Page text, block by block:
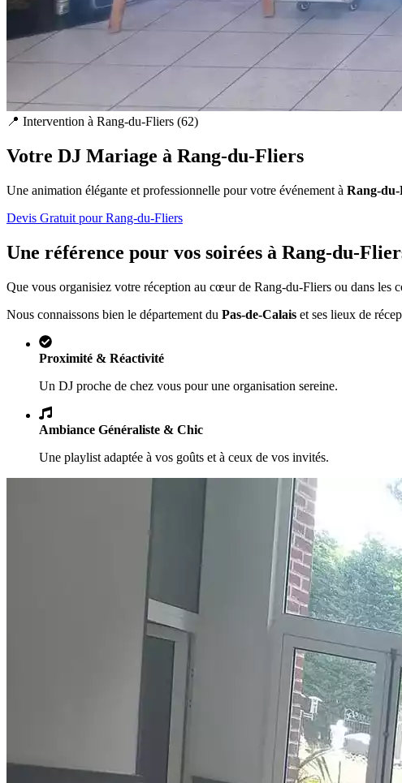
📍 Intervention à Rang-du-Fliers (62)
Votre DJ Mariage à Rang-du-Fliers
Une animation élégante et professionnelle pour votre événement à Rang-
Devis Gratuit pourRang-du-Fliers
Une référence pour vos soirées à Rang-du-
Que vous organisiez votre réception au cœur de Rang-du-Fliers ou dans les
Nous connaissons bien le département du Pas-de-Calais et ses lieux de
Proximité & Réactivité
Un DJ proche de chez vous pour une organisation sereine.
Ambiance Généraliste & Chic
Une playlist adaptée à vos goûts et à ceux de vos invités.